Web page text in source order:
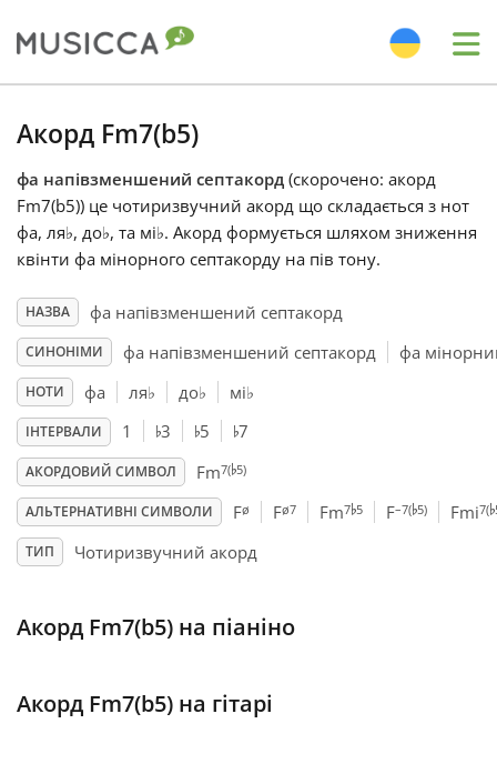
Български
Dansk
Deutsch
English
Español
Акорд Fm7(b5)
фа напівзменшений септакорд (скорочено: акорд
Fm7(b5)) це чотиризвучний акорд що складається з нот
фа, ля♭, до♭, та мі♭. Акорд формується шляхом зниження
квінти фа мінорного септакорду на пів тону.
НАЗВА фа напівзменшений септакорд
СИНОНІМИ фа напівзменшений септакорд фа
НОТИ фа ля♭ до♭ мі♭
ІНТЕРВАЛИ 1 ♭3 ♭5 ♭7
АКОРДОВИЙ СИМВОЛ Fm7(♭5)
АЛЬТЕРНАТИВНІ СИМВОЛИ Fø Fø7 Fm7♭5 F–7(♭5) Fmi7(♭
ТИП Чотиризвучний акорд
Акорд Fm7(b5) на піаніно
Акорд Fm7(b5) на гітарі